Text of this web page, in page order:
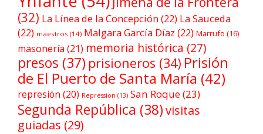
(32) La Línea de la Concepción(22) La Sauceda
(22) maestros (14) Malgara García Díaz (22) Marrufo (16)
masonería (21) memoria histórica (27)
presos (37) prisioneros (34) Prisión
de El Puerto de Santa María (42)
represión (20) Repression (13) San Roque(23)
Segunda República (38)visitas
guiadas (29)